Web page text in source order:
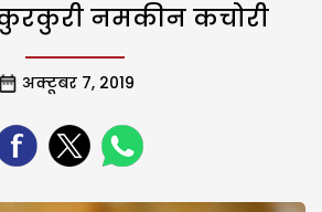
नमकीन कचोरी
अक्टूबर 7, 2019